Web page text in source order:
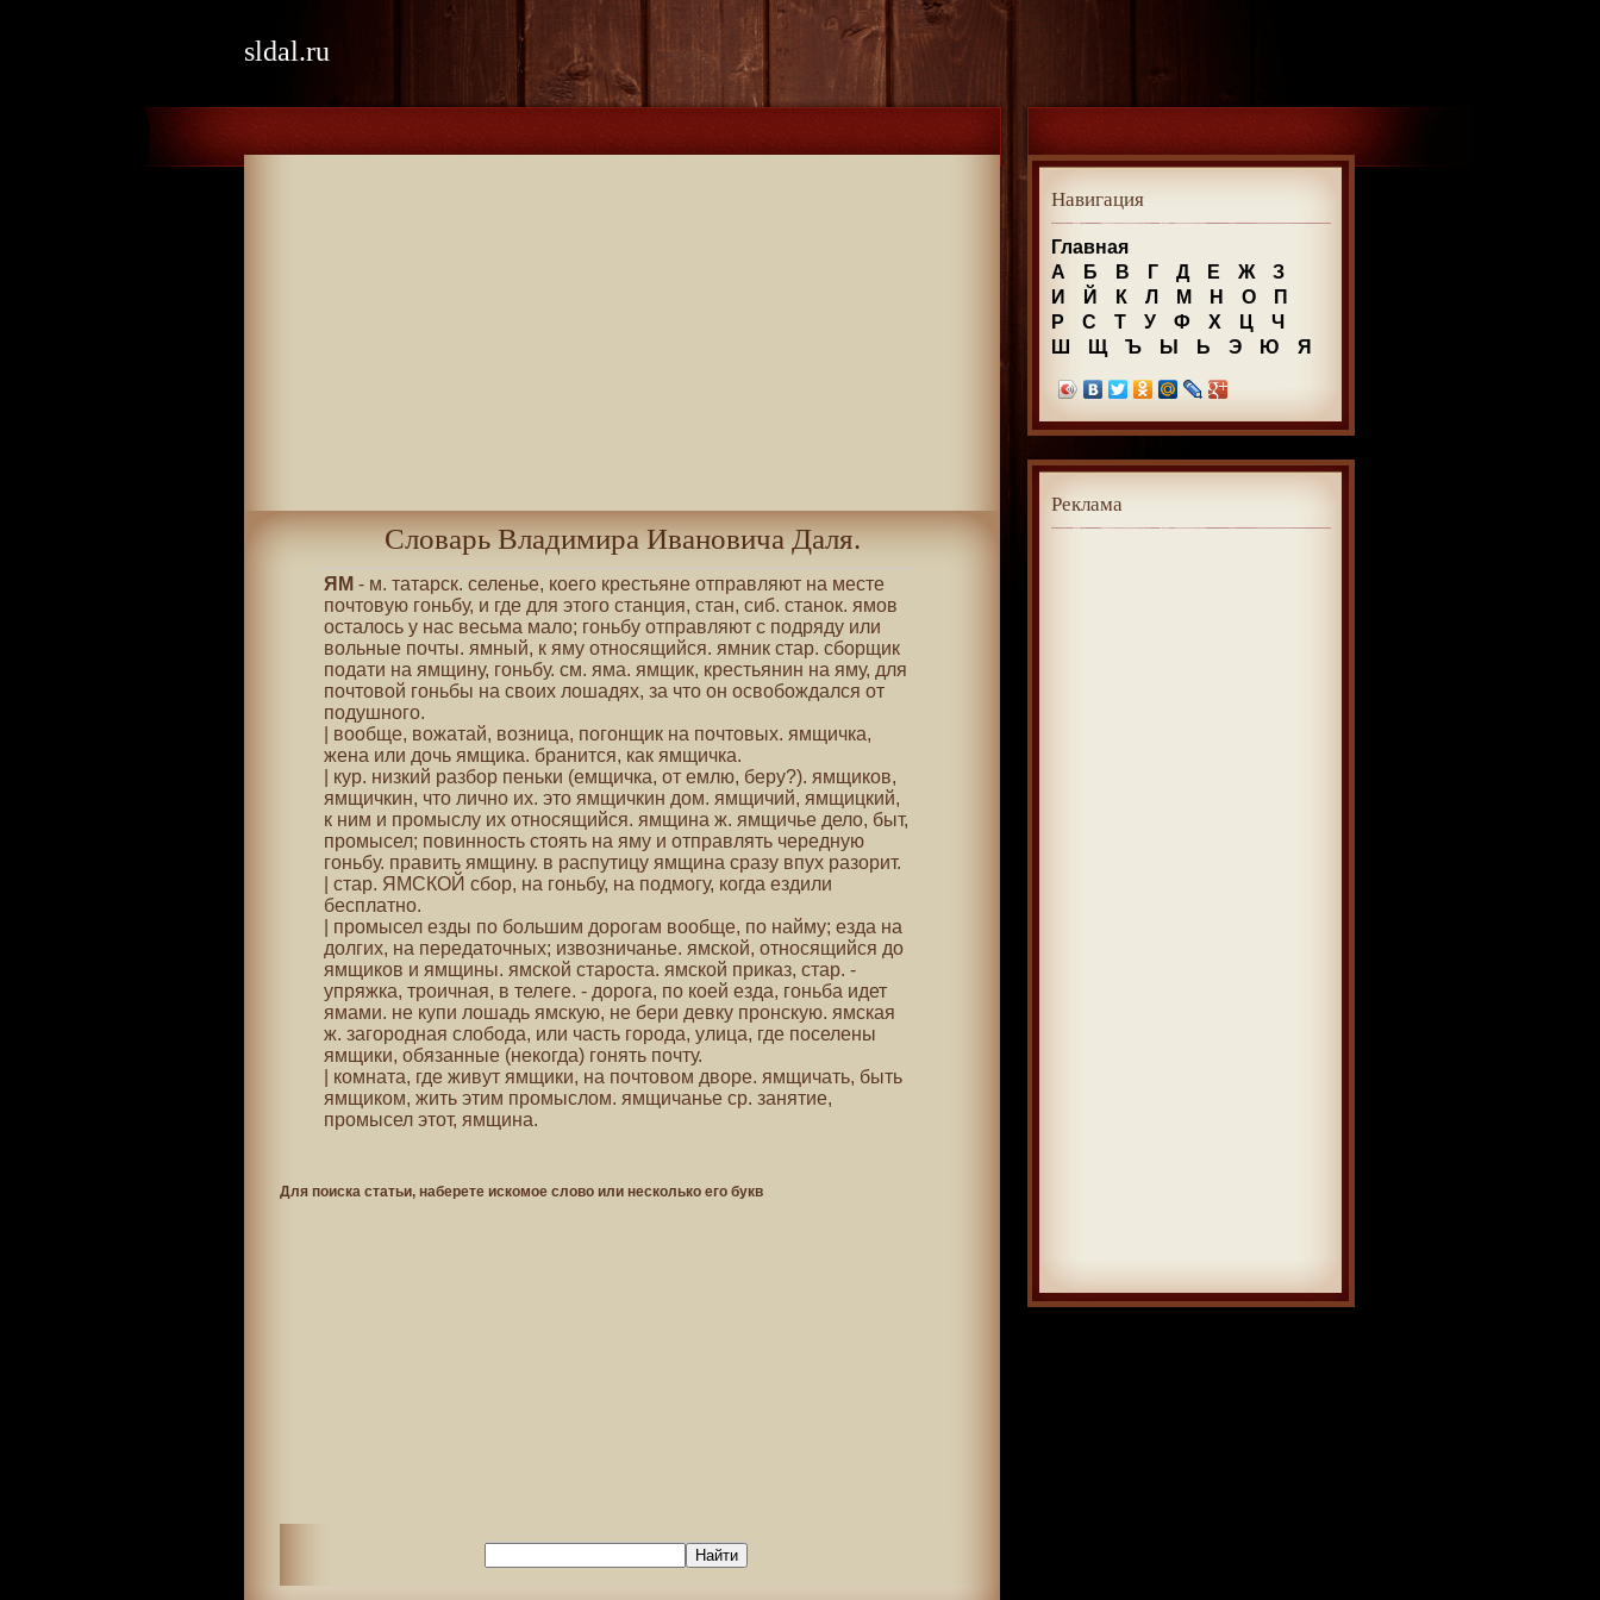
sldal.ru
Словарь Владимира Ивановича Даля.
ЯМ - м. татарск. селенье, коего крестьяне отправляют на месте
почтовую гоньбу, и где для этого станция, стан, сиб. станок. ямов
осталось у нас весьма мало; гоньбу отправляют с подряду или
вольные почты. ямный, к яму относящийся. ямник стар. сборщик
подати на ямщину, гоньбу. см. яма. ямщик, крестьянин на яму, для
почтовой гоньбы на своих лошадях, за что он освобождался от
подушного.
| вообще, вожатай, возница, погонщик на почтовых. ямщичка,
жена или дочь ямщика. бранится, как ямщичка.
| кур. низкий разбор пеньки (емщичка, от емлю, беру?). ямщиков,
ямщичкин, что лично их. это ямщичкин дом. ямщичий, ямщицкий,
к ним и промыслу их относящийся. ямщина ж. ямщичье дело, быт,
промысел; повинность стоять на яму и отправлять чередную
гоньбу. править ямщину. в распутицу ямщина сразу впух разорит.
| стар. ЯМСКОЙ сбор, на гоньбу, на подмогу, когда ездили
бесплатно.
| промысел езды по большим дорогам вообще, по найму; езда на
долгих, на передаточных; извозничанье. ямской, относящийся до
ямщиков и ямщины. ямской староста. ямской приказ, стар. -
упряжка, троичная, в телеге. - дорога, по коей езда, гоньба идет
ямами. не купи лошадь ямскую, не бери девку пронскую. ямская
ж. загородная слобода, или часть города, улица, где поселены
ямщики, обязанные (некогда) гонять почту.
| комната, где живут ямщики, на почтовом дворе. ямщичать, быть
ямщиком, жить этим промыслом. ямщичанье ср. занятие,
промысел этот, ямщина.
Для поиска статьи, наберете искомое слово или несколько его букв
Навигация
Главная
А
Б В Г Д Е Ж
З
И
Й К Л М Н О
П
Р
С Т У Ф Х Ц
Ч
Ш
Щ Ъ Ы Ь Э Ю Я
Реклама